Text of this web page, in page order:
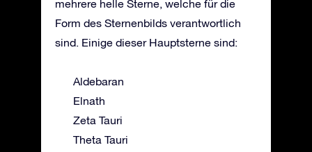
mehrere helle Sterne, welche für die
Form des Sternenbilds verantwortlich
sind. Einige dieser Hauptsterne sind:
Aldebaran
Elnath
Zeta Tauri
Theta Tauri